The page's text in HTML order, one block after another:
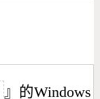
』的Windows